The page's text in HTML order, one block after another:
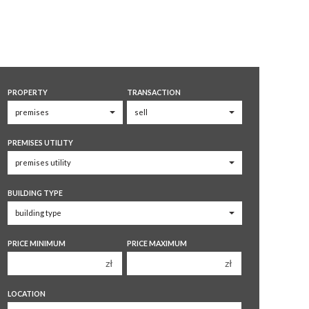
PROPERTY TRANSACTION
PREMISES UTILITY
BUILDING TYPE
PRICE MINIMUM
zł
200 000 zł
PRICE MAXIMUM
zł
200 000 zł
LOCATION